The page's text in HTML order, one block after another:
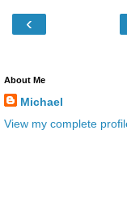
‹
About Me
Michael
View my complete